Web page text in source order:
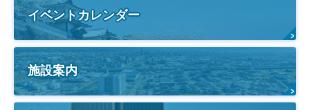
イベントカレンダー
施設案内